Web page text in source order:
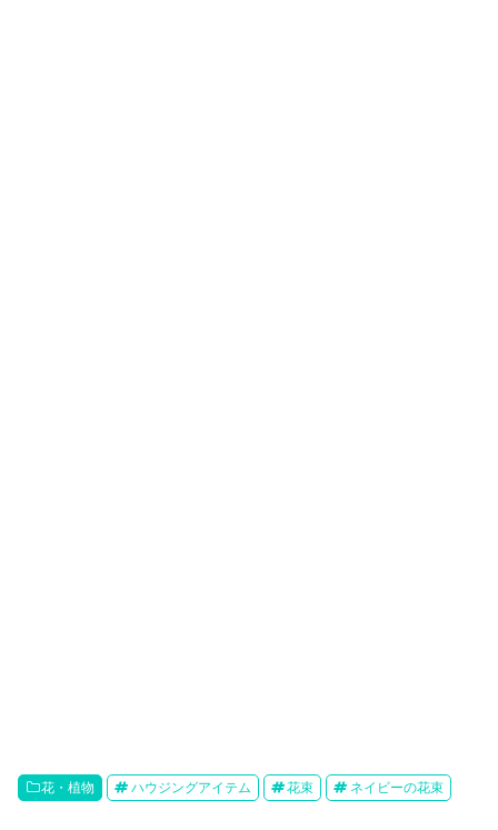
花・植物 ハウジングアイテム 花束 ネイビーの花束